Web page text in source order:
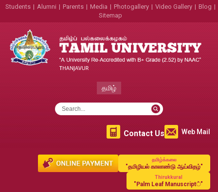
Students | Alumni | Parents | Media | Photogallery | Video Gallery | Blog |
Sitemap
தமிழ்
Web Mail
Contact Us
தமிழ்க்கலை
"தமிழியல் காலாண்டு ஆய்விதழ்"
Thirukkural
"Palm Leaf Manuscript்"